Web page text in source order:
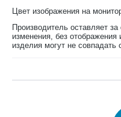
Цвет изображения на
Производитель оставляет
изменения, без отображения
изделия могут не